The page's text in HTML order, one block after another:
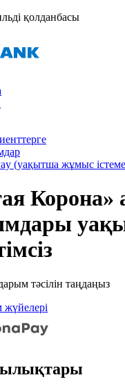
қолданбасы
(уақытша жұмыс
Корона»
тәсілін таңдаңыз
жүйелері